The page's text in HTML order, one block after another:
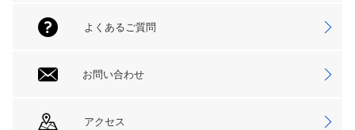
よくあるご質問
お問い合わせ
アクセス